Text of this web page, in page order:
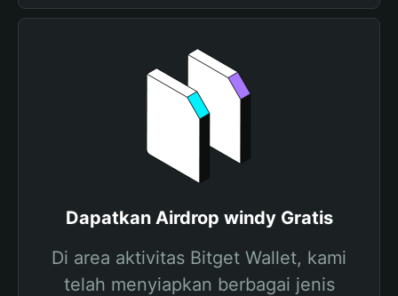
Dapatkan Airdrop windy Gratis
Di area aktivitas Bitget Wallet, kami
telah menyiapkan berbagai jenis